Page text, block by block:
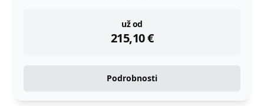
už od
215,10€
instock
Podrobnosti